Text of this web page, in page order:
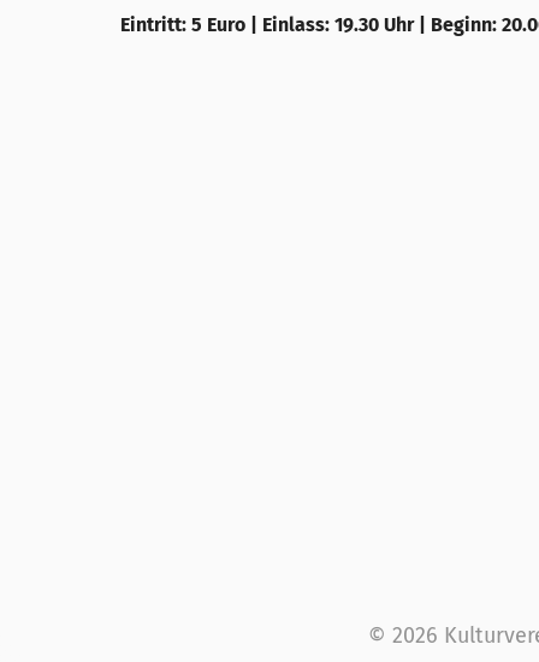
Eintritt: 5 Euro | Einlass: 19.30 Uhr | Beginn:
© 2026